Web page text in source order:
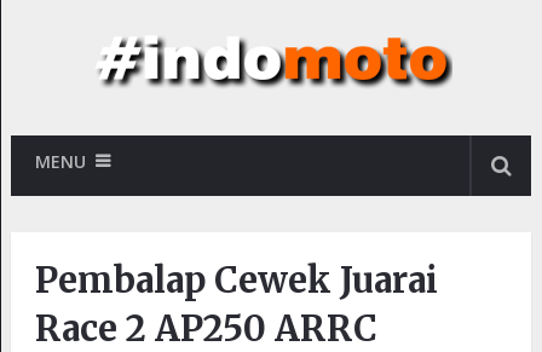
MENU
Pembalap Cewek Juarai
Race 2 AP250 ARRC